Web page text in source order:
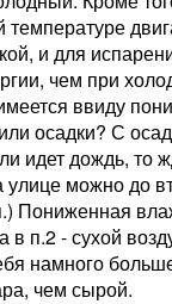
температуре
и для
чем при
ввиду
осадки? С
идет дождь, то
улице можно до
Пониженная
в п.2 - сухой
намного
чем сырой.